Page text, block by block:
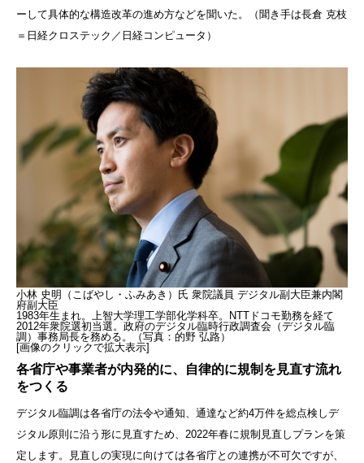
ーして具体的な構造改革の進め方などを聞いた。（聞き手は長倉 克枝
＝日経クロステック／日経コンピュータ）
小林 史明（こばやし・ふみあき）氏 衆院議員 デジタル副大臣兼内閣
府副大臣
1983年生まれ。上智大学理工学部化学科卒。NTTドコモ勤務を経て
2012年衆院選初当選。政府のデジタル臨時行政調査会（デジタル臨
調）事務局長を務める。（写真：的野 弘路）
[画像のクリックで拡大表示]
各省庁や事業者が内発的に、自律的に規制を見直す流れ
をつくる
デジタル臨調は各省庁の法令や通知、通達など約4万件を総点検しデ
ジタル原則に沿う形に見直すため、2022年春に規制見直しプランを策
定します。見直しの実現に向けては各省庁との連携が不可欠ですが、